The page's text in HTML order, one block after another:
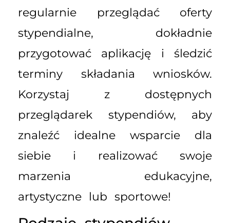
regularnie przeglądać oferty
stypendialne, dokładnie
przygotować aplikację i śledzić
terminy składania wniosków.
Korzystaj z dostępnych
przeglądarek stypendiów, aby
znaleźć idealne wsparcie dla
siebie i realizować swoje
marzenia edukacyjne,
artystyczne lub sportowe!